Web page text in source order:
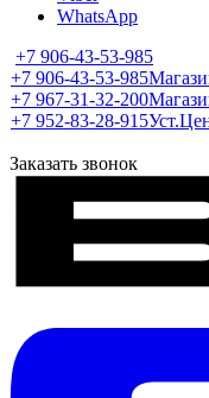
WhatsApp
+7 906-43-53-985
+7 906-43-53-985
+7 967-31-32-200
+7 952-83-28-915
Заказать звонок